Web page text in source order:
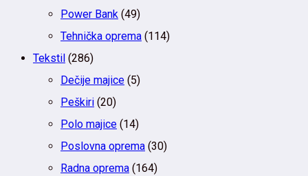
Power Bank (49)
Tehnička oprema (114)
Tekstil (286)
Dečije majice (5)
Peškiri (20)
Polo majice (14)
Poslovna oprema (30)
Radna oprema (164)